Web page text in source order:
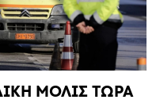
ΜΟΛΙΣ ΤΩΡΑ